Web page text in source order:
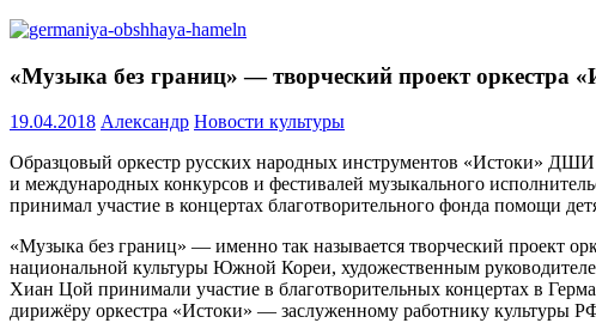
«Музыка без границ» — творческий проект оркестра
19.04.2018 Александр Новости культуры
Образцовый оркестр русских народных инструментов «Истоки»
и международных конкурсов и фестивалей музыкального
принимал участие в концертах благотворительного фонда помощи
«Музыка без границ» — именно так называется творческий проект
национальной культуры Южной Кореи, художественным
Хиан Цой принимали участие в благотворительных концертах в
дирижёру оркестра «Истоки» — заслуженному работнику культуры